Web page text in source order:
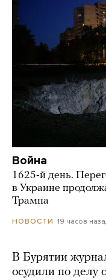
Война
1625-й день.
в Украине
Трампа
НОВОСТИ 19 часов
В Бурятии
осудили по делу